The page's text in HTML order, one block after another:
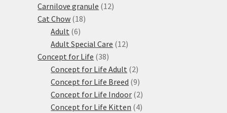
produkty
Carnilove granule 1212
Cat Chow 1818
Adult 66
produktů
Adult Special Care 1212
Concept for Life 3838
produktů
Concept for Life Adult 22
produkty
Concept for Life Breed 99
produktů
Concept for Life Indoor 22
produkty
Concept for Life Kitten 44